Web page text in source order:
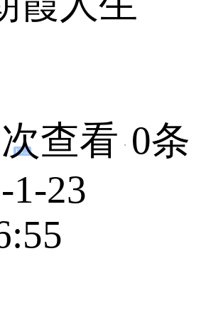
LV.3 查看 0条
1-23